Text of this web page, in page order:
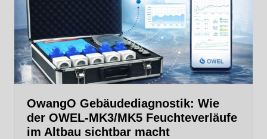
OwangO Gebäudediagnostik: Wie
der OWEL‑MK3/MK5 Feuchteverläufe
im Altbau sichtbar macht